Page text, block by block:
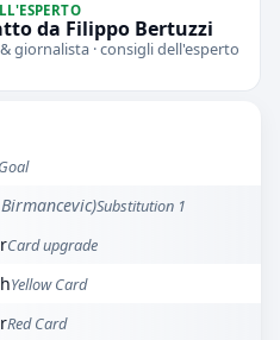
da Filippo Bertuzzi
giornalista · consigli dell'esperto
Substitution 1
Card upgrade
Yellow Card
Red Card